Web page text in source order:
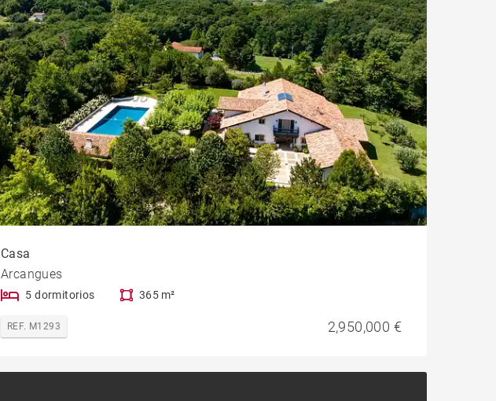
Casa
Arcangues
5 dormitorios 365 m²
REF. M1293 2,950,000 €